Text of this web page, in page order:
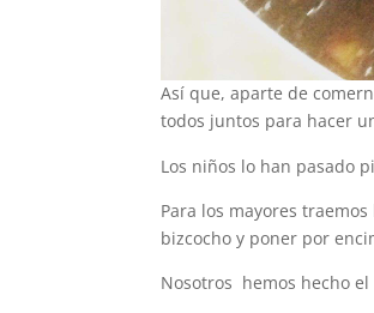
Así que, aparte de
todos juntos para hacer
Los niños lo han pasado
Para los mayores
bizcocho y poner por
Nosotros hemos hecho